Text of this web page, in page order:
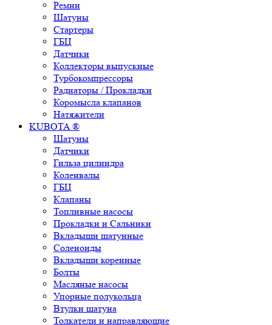
Ремни
Шатуны
Стартеры
ГБЦ
Датчики
Коллекторы выпускные
Турбокомпрессоры
Радиаторы / Прокладки
Коромысла клапанов
Натяжители
KUBOTA ®
Шатуны
Датчики
Гильза цилиндра
Коленвалы
ГБЦ
Клапаны
Топливные насосы
Прокладки и Сальники
Вкладыши шатунные
Соленоиды
Вкладыши коренные
Болты
Масляные насосы
Упорные полукольца
Втулки шатуна
Толкатели и направляющие